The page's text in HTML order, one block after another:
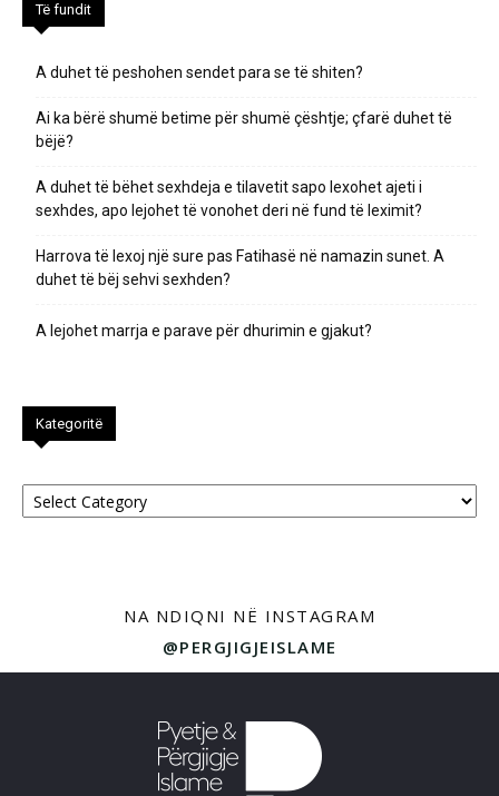
Të fundit
A duhet të peshohen sendet para se të shiten?
Ai ka bërë shumë betime për shumë çështje; çfarë duhet të
bëjë?
A duhet të bëhet sexhdeja e tilavetit sapo lexohet ajeti i
sexhdes, apo lejohet të vonohet deri në fund të leximit?
Harrova të lexoj një sure pas Fatihasë në namazin sunet. A
duhet të bëj sehvi sexhden?
A lejohet marrja e parave për dhurimin e gjakut?
Kategoritë
Kategoritë
NA NDIQNI NË INSTAGRAM
@PERGJIGJEISLAME